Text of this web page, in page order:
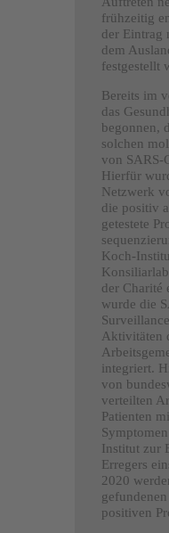
frühzeitig
der Eintrag
dem
festgestellt
Bereits im
das
begonnen,
solchen
von SARS-
Hierfür
Netzwerk
die positiv
getestete
Koch-
der Charité
wurde die
Aktivitäten
integriert.
von
verteilten
Patienten
Institut zur
Erregers
2020
positiven